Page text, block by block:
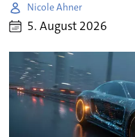
Nicole Ahner
5. August 2026